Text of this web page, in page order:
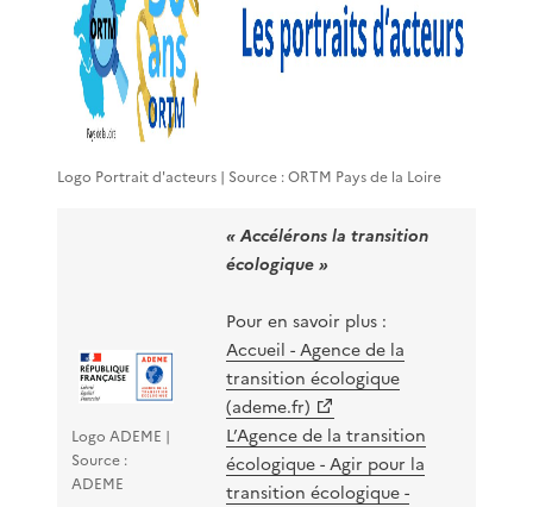
Logo Portrait d'acteurs | Source : ORTM Pays de la Loire
Logo ADEME |
Source :
ADEME
« Accélérons la transition
écologique »
Pour en savoir plus :
Accueil - Agence de la
transition écologique
(ademe.fr)
L’Agence de la transition
écologique - Agir pour la
transition écologique -